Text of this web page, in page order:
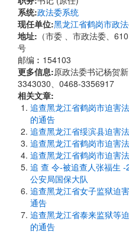
系统:政法委系统
现任单位:黑龙江省鹤岗市政
地址: （市委 、市政法委、
号
邮编︰154103
更多信息:原政法委书记杨贺
3343030、0468-3356917
相关文章:
追查黑龙江省鹤岗市迫害
的通告
追查黑龙江省绥滨县迫害
追查黑龙江省鹤岗市迫害
追查黑龙江省鹤岗市迫害
追 查 令-被追查人张福生
公安局国保大队
追查黑龙江省女子监狱迫
通告
追查黑龙江省泰来监狱等
的通告